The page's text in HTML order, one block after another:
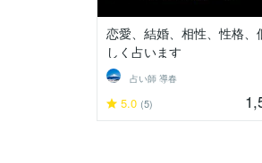
恋愛、結婚、相性、性格、
しく占います
占い師 導春
5.0 (5)